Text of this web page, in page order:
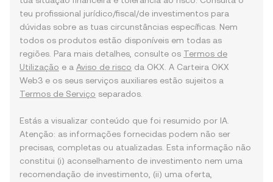
teu profissional jurídico/fiscal/de investimentos para
dúvidas sobre as tuas circunstâncias específicas. Nem
todos os produtos estão disponíveis em todas as
regiões. Para mais detalhes, consulte os Termos de
Utilização e a Aviso de risco da OKX. A Carteira OKX
Web3 e os seus serviços auxiliares estão sujeitos a
Termos de Serviço separados.
Estás a visualizar conteúdo que foi resumido por IA.
Atenção: as informações fornecidas podem não ser
precisas, completas ou atualizadas. Esta informação não
constitui (i) aconselhamento de investimento nem uma
recomendação de investimento, (ii) uma oferta,